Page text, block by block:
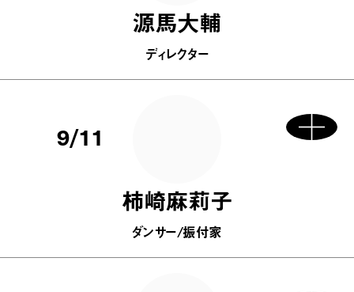
源馬大輔
ディレクター
9/11
柿崎麻莉子
ダンサー/振付家